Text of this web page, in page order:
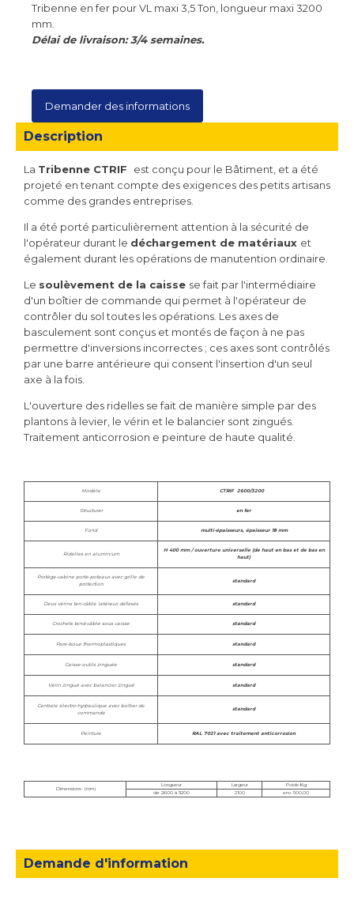
Tribenne en fer pour VL maxi 3,5 Ton, longueur maxi 3200
mm.
Délai de livraison: 3/4 semaines.
Demander des informations
Description
La Tribenne CTRIF est conçu pour le Bâtiment, et a été
projeté en tenant compte des exigences des petits artisans
comme des grandes entreprises.
Il a été porté particulièrement attention à la sécurité de
l'opérateur durant le déchargement de matériaux et
également durant les opérations de manutention ordinaire.
Le soulèvement de la caisse se fait par l'intermédiaire
d'un boîtier de commande qui permet à l'opérateur de
contrôler du sol toutes les opérations. Les axes de
basculement sont conçus et montés de façon à ne pas
permettre d'inversions incorrectes ; ces axes sont contrôlés
par une barre antérieure qui consent l'insertion d'un seul
axe à la fois.
L'ouverture des ridelles se fait de manière simple par des
plantons à levier, le vérin et le balancier sont zingués.
Traitement anticorrosion e peinture de haute qualité.
Modèle CTRIF 2600/3200
Structurer en fer
Fond multi-épaisseurs, épaisseur 18 mm
Ridelles en aluminium
H 400 mm / ouverture universelle (de haut en bas et de bas en
haut)
Protège-cabine porte-poteaux avec grille de
protection
standard
Deux vérins ten-câble latéraux défasés standard
Crochets tend-câble sous caisse standard
Pare-boue thermoplastiques standard
Caisse-outils zinguée standard
Vérin zingué avec balancier zingué standard
Centrale électro-hydraulique avec boîtier de
commande
standard
Peinture RAL 7021 avec traitement anticorrosion
Dimensions (mm)
Longueur Largeur
Poids Kg
de 2600 à 3200
2100 env. 500,00
Demande d'information